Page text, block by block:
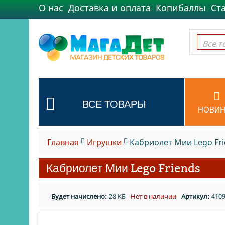
О нас Доставка и оплата Копибаллы
Все
Все
ВСЕ ТОВАРЫ
Главная Игрушки Кабриолет Мии Lego
Кабриолет Мии Lego Friends
Будет начислено: 28 КБ Нет в наличии Артикул: